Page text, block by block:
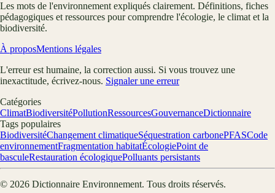
Les mots de l'environnement expliqués clairement. Définitions, fiches
pédagogiques et ressources pour comprendre l'écologie, le climat et la
biodiversité.
À proposMentions légales
L'erreur est humaine, la correction aussi. Si vous trouvez une
inexactitude, écrivez-nous. Signaler une erreur
Catégories
ClimatBiodiversitéPollutionRessourcesGouvernanceDictionnaire
Tags populaires
BiodiversitéChangement climatiqueSéquestration carbonePFASCode
environnementFragmentation habitatÉcologiePoint de
basculeRestauration écologiquePolluants persistants
© 2026 Dictionnaire Environnement. Tous droits réservés.